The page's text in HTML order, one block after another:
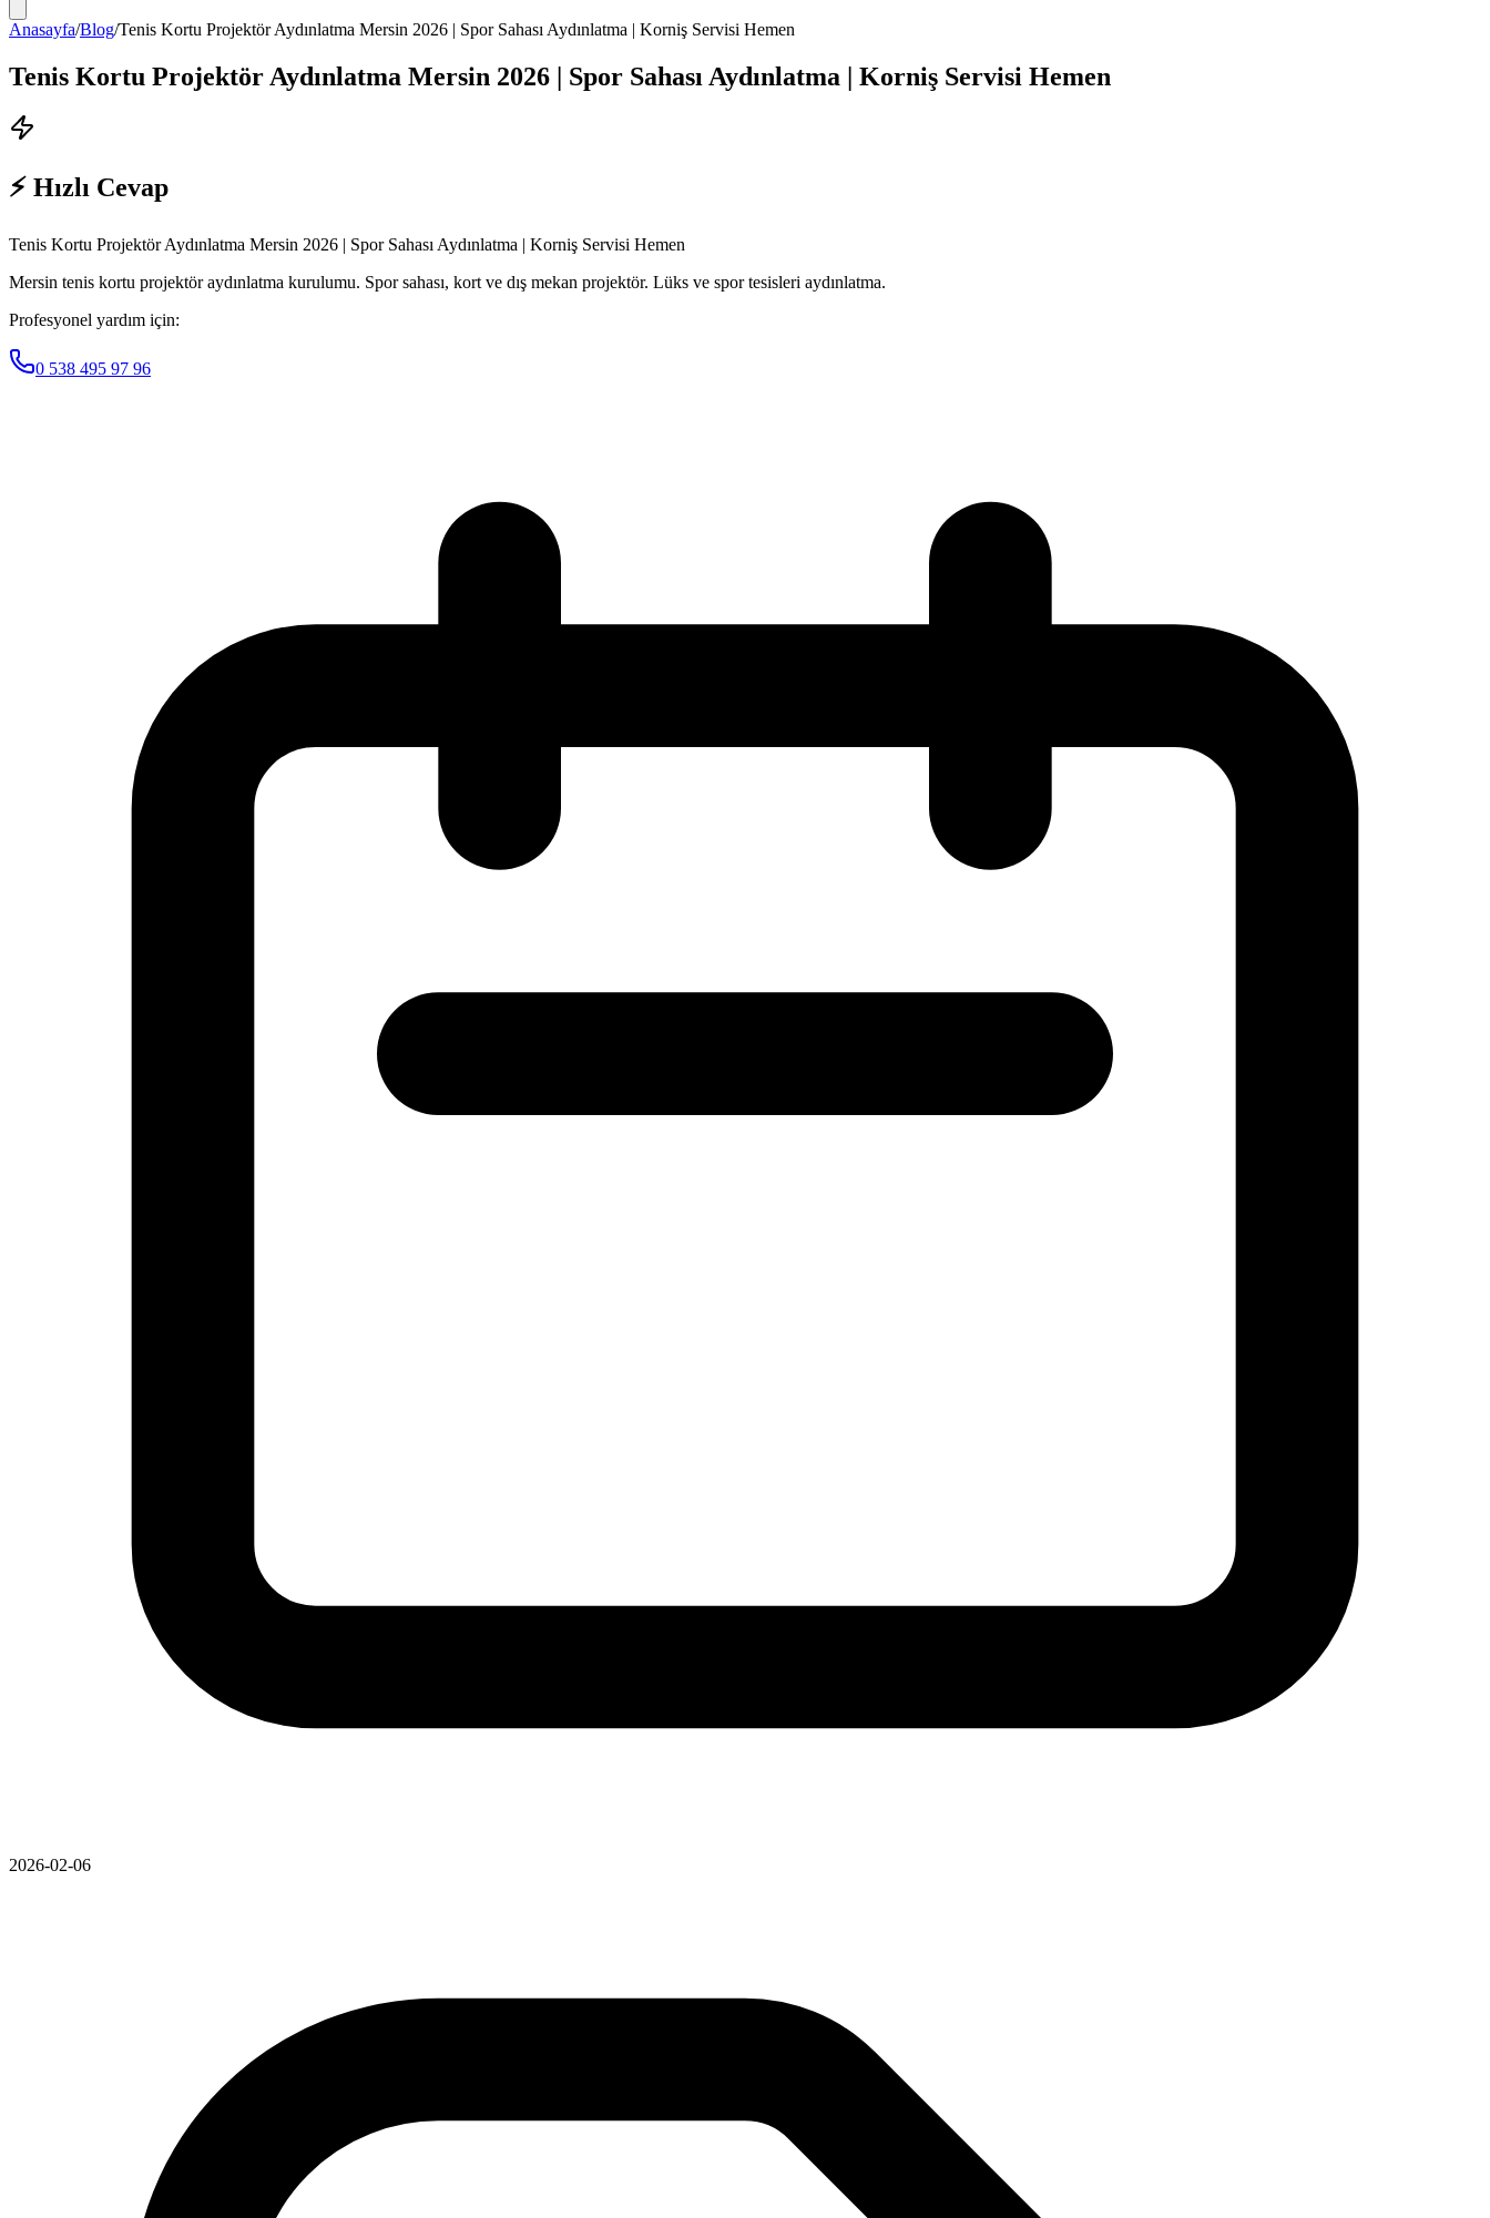
Anasayfa/Blog/Tenis Kortu Projektör Aydınlatma Mersin 2026 | Spor Sahası Aydınlatma | Korniş Servisi Hemen
Tenis Kortu Projektör Aydınlatma Mersin 2026 | Spor Sahası Aydınlatma | Korniş Servisi Hemen
⚡ Hızlı Cevap
Tenis Kortu Projektör Aydınlatma Mersin 2026 | Spor Sahası Aydınlatma | Korniş Servisi Hemen
Mersin tenis kortu projektör aydınlatma kurulumu. Spor sahası, kort ve dış mekan projektör. Lüks ve spor tesisleri aydınlatma.
Profesyonel yardım için:
0 538 495 97 96
2026-02-06